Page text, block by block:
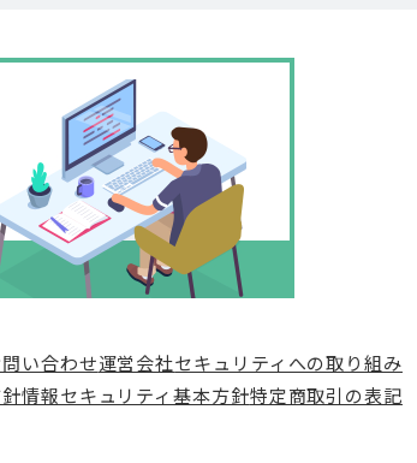
い合わせ運営会社セキュリティへの取り組み
情報セキュリティ基本方針特定商取引の表記